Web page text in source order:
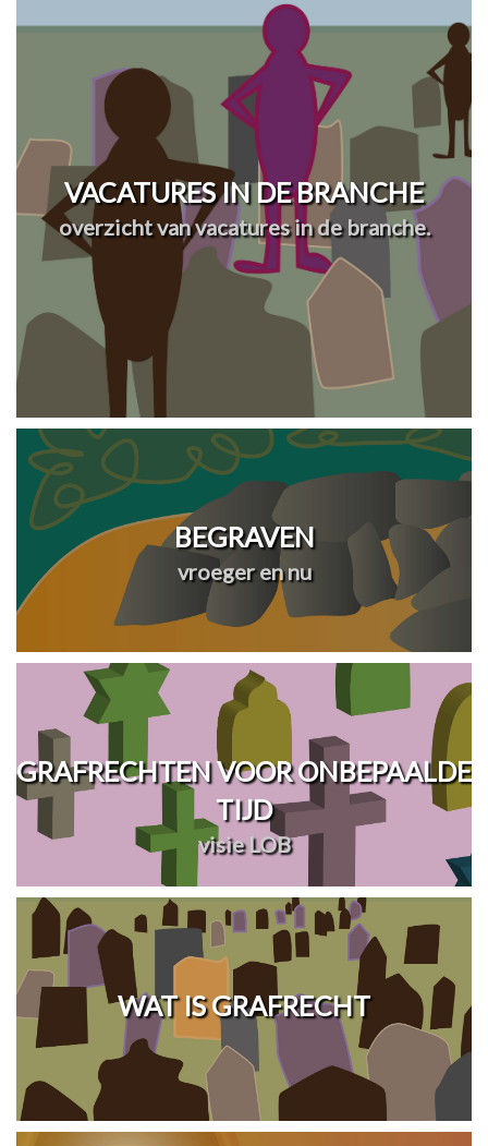
VACATURES IN DE BRANCHE
overzicht van vacatures in de branche.
BEGRAVEN
vroeger en nu
GRAFRECHTEN VOOR ONBEPAALDE
TIJD
visie LOB
WAT IS GRAFRECHT